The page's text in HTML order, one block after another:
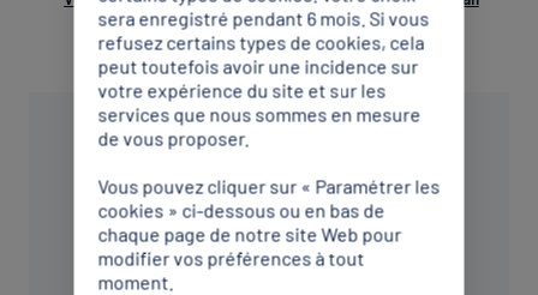
sera enregistré pendant 6 mois. Si vous
refusez certains types de cookies, cela
peut toutefois avoir une incidence sur
votre expérience du site et sur les
services que nous sommes en mesure
de vous proposer.
Vous pouvez cliquer sur « Paramétrer les
cookies » ci-dessous ou en bas de
chaque page de notre site Web pour
modifier vos préférences à tout
moment.